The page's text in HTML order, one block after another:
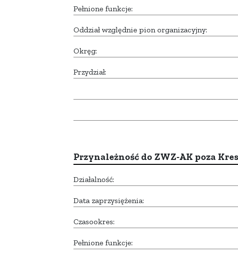
Pełnione funkcje:
Oddział względnie pion organizacyjny:
Okręg:
Przydział:
Przynależność do ZWZ-AK poza
Działalność:
Data zaprzysiężenia:
Czasookres:
Pełnione funkcje: